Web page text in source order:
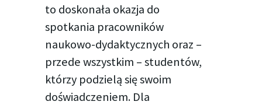
to doskonała okazja do
spotkania pracowników
naukowo-dydaktycznych oraz –
przede wszystkim – studentów,
którzy podzielą się swoim
doświadczeniem. Dla